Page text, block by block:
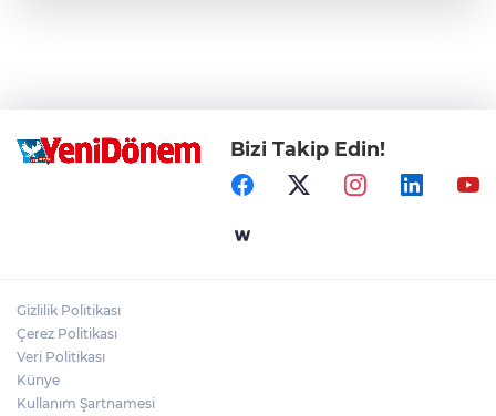
Bizi Takip Edin!
Gizlilik Politikası
Çerez Politikası
Veri Politikası
Künye
Kullanım Şartnamesi